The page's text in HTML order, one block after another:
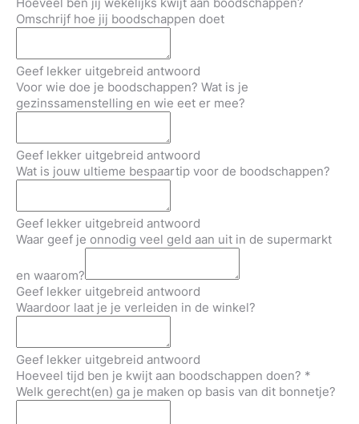
Hoeveel ben jij wekelijks kwijt aan boodschappen?
Omschrijf hoe jij boodschappen doet
Geef lekker uitgebreid antwoord
Voor wie doe je boodschappen? Wat is je
gezinssamenstelling en wie eet er mee?
Geef lekker uitgebreid antwoord
Wat is jouw ultieme bespaartip voor de boodschappen?
Geef lekker uitgebreid antwoord
Waar geef je onnodig veel geld aan uit in de supermarkt
en waarom?
Geef lekker uitgebreid antwoord
Waardoor laat je je verleiden in de winkel?
Geef lekker uitgebreid antwoord
Hoeveel tijd ben je kwijt aan boodschappen doen? *
Welk gerecht(en) ga je maken op basis van dit bonnetje?